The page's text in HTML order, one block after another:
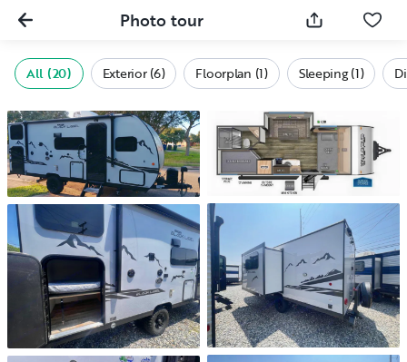
Photo tour
All (20) Exterior (6) Floorplan (1) Sleeping (1)